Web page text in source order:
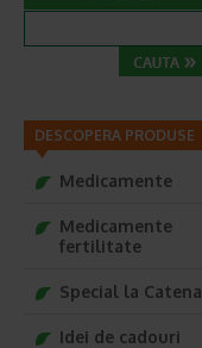
DESCOPERA PRODUSE
Medicamente
Medicamente
fertilitate
Special la Catena
Idei de cadouri